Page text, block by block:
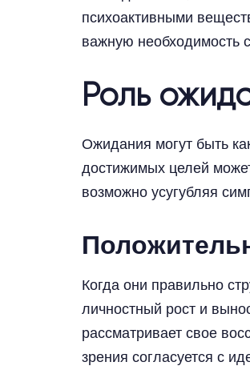
психоактивными
важную необходимость
Роль
Ожидания могут быть
достижимых целей
возможно усугубляя
Когда они правильно
личностный рост и
рассматривает свое
зрения согласуется с